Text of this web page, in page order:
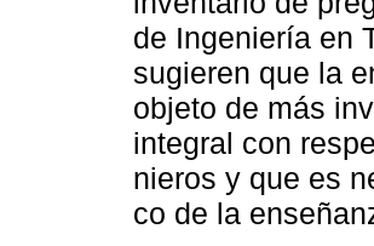
de Ingeniería en
sugieren que la
objeto de más
integral con
nieros y que es
co de la